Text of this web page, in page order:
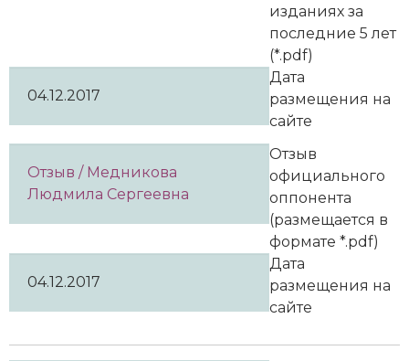
изданиях за
последние 5 лет
(*.pdf)
04.12.2017
Дата
размещения на
сайте
Отзыв / Медникова
Людмила Сергеевна
Отзыв
официального
оппонента
(размещается в
формате *.pdf)
04.12.2017
Дата
размещения на
сайте